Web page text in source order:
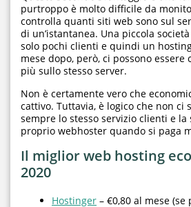
purtroppo è molto difficile da
controlla quanti siti web sono sul
di un’istantanea. Una piccola
solo pochi clienti e quindi un
mese dopo, però, ci possono
più sullo stesso server.
Non è certamente vero che
cattivo. Tuttavia, è logico che non ci
sempre lo stesso servizio clienti e la
proprio webhoster quando si paga
Il miglior web hosting
2020
Hostinger – €0,80 al mese